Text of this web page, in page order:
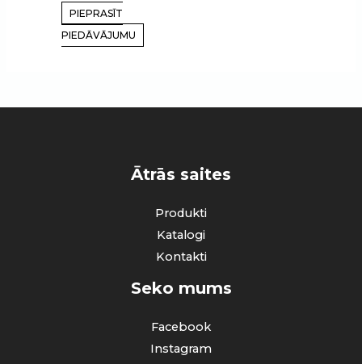
PIEPRASĪT
PIEDĀVĀJUMU
Ātrās saites
Produkti
Katalogi
Kontakti
Seko mums
Facebook
Instagram